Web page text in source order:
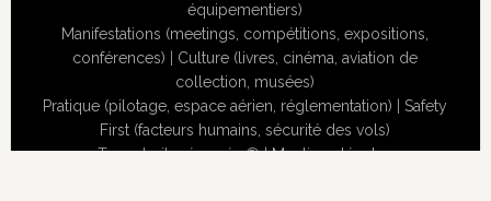
équipementiers)
Manifestations (meetings, compétitions, expositions,
conférences)
Culture (livres, cinéma, aviation de
collection, musées)
Pratique (pilotage, espace aérien, réglementation) |Safety
First (facteurs humains, sécurité des vols)
Tous droits réservés ® |Mentions légales